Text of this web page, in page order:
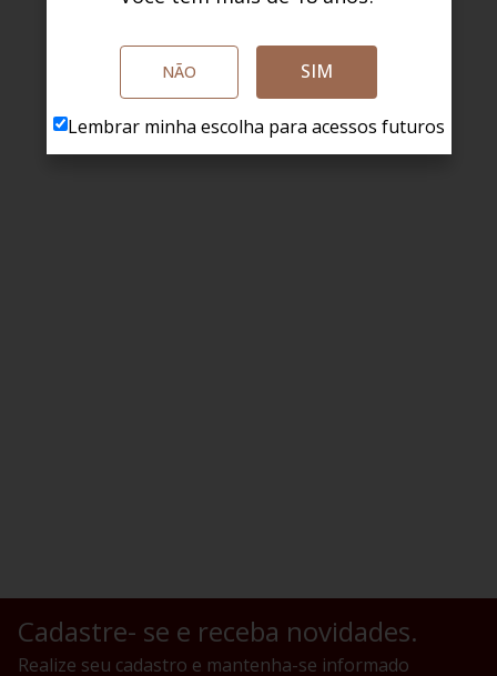
Cadastre- se e receba novidades.
Realize seu cadastro e mantenha-se informado
NÃO SIM
Lembrar minha escolha para acessos futuros